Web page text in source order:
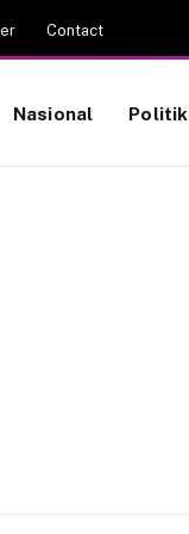
Contact
Nasional Politik